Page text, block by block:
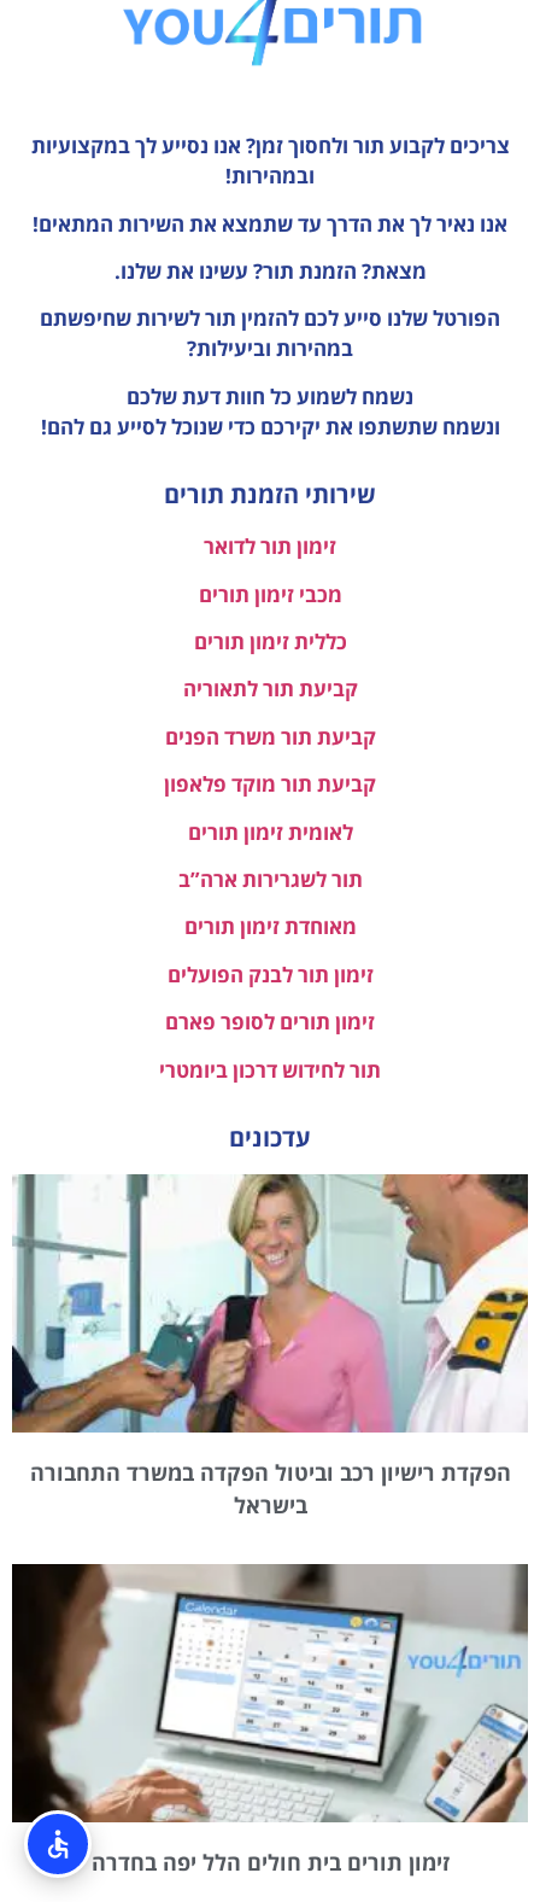
צריכים לקבוע תור ולחסוך זמן? אנו נסייע לך במקצועיות
ובמהירות!
אנו נאיר לך את הדרך עד שתמצא את השירות המתאים!
מצאת? הזמנת תור? עשינו את שלנו.
הפורטל שלנו סייע לכם להזמין תור לשירות שחיפשתם
במהירות וביעילות?
נשמח לשמוע כל חוות דעתשלכם
ונשמח שתשתפו את יקירכם כדי שנוכל לסייע גם להם!
שירותי הזמנת תורים
זימון תור לדואר
מכבי זימון תורים
כללית זימון תורים
קביעת תור לתאוריה
קביעת תור משרד הפנים
קביעת תור מוקד פלאפון
לאומית זימון תורים
תור לשגרירות ארה”ב
מאוחדת זימון תורים
זימון תור לבנק הפועלים
זימון תורים לסופר פארם
תור לחידוש דרכון ביומטרי
עדכונים
הפקדת רישיון רכב וביטול הפקדה במשרד התחבורה
בישראל
זימון תורים בית חולים הלל יפה בחדרה